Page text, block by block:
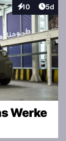
10
Interaktionen
5d
Werke